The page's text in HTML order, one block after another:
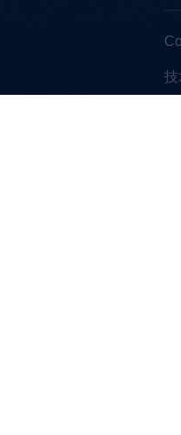
技